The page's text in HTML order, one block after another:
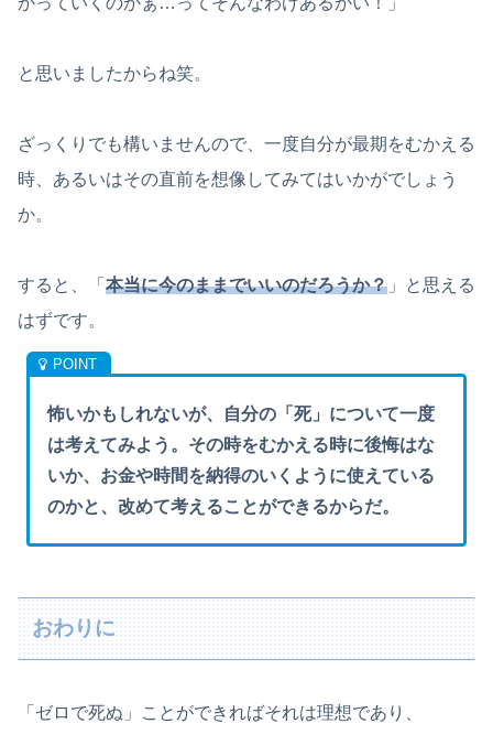
と思いましたからね笑。
ざっくりでも構いませんので、一度自分が最期をむかえる
時、あるいはその直前を想像してみてはいかがでしょう
か。
すると、「 本当に今のままでいいのだろうか？ 」と思える
はずです。
怖いかもしれないが、自分の「死」について一度
は考えてみよう。その時をむかえる時に後悔はな
いか、お金や時間を納得のいくように使えている
のかと、改めて考えることができるからだ。
おわりに
「ゼロで死ぬ」ことができればそれは理想であり、